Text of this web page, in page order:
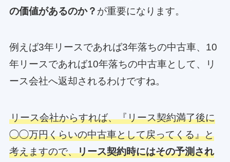
の価値があるのか？ が重要になります。
例えば3年リースであれば3年落ちの中古車、10
年リースであれば10年落ちの中古車として、リ
ース会社へ返却されるわけですね。
リース会社からすれば、『リース契約満了後に
◯◯万円くらいの中古車として戻ってくる』と
考えますので、リース契約時にはその予測され